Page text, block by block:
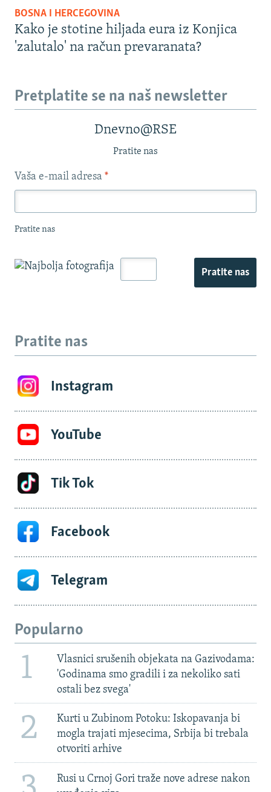
BOSNA I HERCEGOVINA
Kako je stotine hiljada eura iz Konjica
'zalutalo' na račun prevaranata?
Pretplatite se na naš newsletter
Dnevno@RSE
Pratite nas
Vaša e-mail adresa *
Pratite nas
Pratite nas
Pratite nas
Instagram
YouTube
Tik Tok
Facebook
Telegram
Popularno
1
Vlasnici srušenih objekata na Gazivodama:
'Godinama smo gradili i za nekoliko sati
ostali bez svega'
2
Kurti u Zubinom Potoku: Iskopavanja bi
mogla trajati mjesecima, Srbija bi trebala
otvoriti arhive
Rusi u Crnoj Gori traže nove adrese nakon